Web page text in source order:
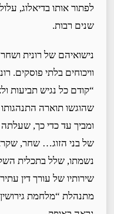
לפתור אותו בדיאלוג,
שנים רבות.
נישואיהם של רונית
וויכוחים בלתי פוסקים.
“קודם כל נגיש תביעות
שהוגשו תוארה
ומביך עד כדי כך,
של בני הזוג… שחר,
נשמתו, שלל בתכלית
שירותיו של עורך דין
מתנהלת “מלחמת